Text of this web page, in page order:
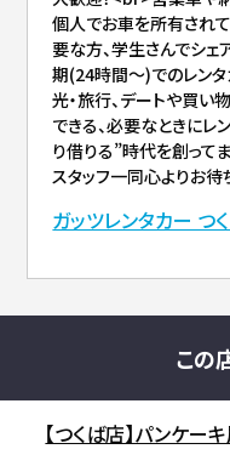
個人でお車を所有され
要な方、学生さんでシ
期(24時間〜)でのレン
光・旅行、デートや買い
できる、必要なときにレ
り借りる”時代を創って
スタッフ一同心よりお待
ガッツレンタカー つ
この
【つくば店】パンケ